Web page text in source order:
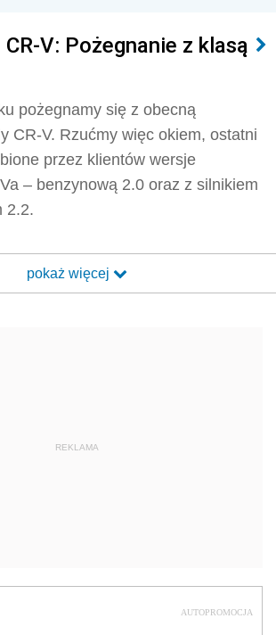
V: Pożegnanie z klasą
pożegnamy się z obecną
CR-V. Rzućmy więc okiem, ostatni
przez klientów wersje
– benzynową 2.0 oraz z silnikiem
2.2.
pokaż więcej
REKLAMA
AUTOPROMOCJA